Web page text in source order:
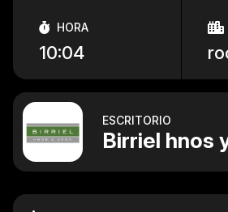
HORA
10:04
ESCRITORIO
Birriel hnos